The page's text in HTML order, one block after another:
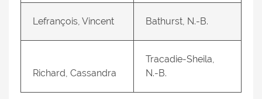
Lefrançois, Vincent Bathurst, N.-B.
Richard, Cassandra
Tracadie-Sheila,
N.-B.